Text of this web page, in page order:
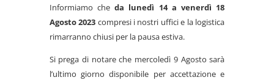
Informiamo cheda lunedì 14 a venerdì 18
Agosto 2023 compresi i nostri uffici e la logistica
rimarranno chiusi per la pausa estiva.
Si prega di notare che mercoledì 9 Agosto sarà
l’ultimo giorno disponibile per accettazione e